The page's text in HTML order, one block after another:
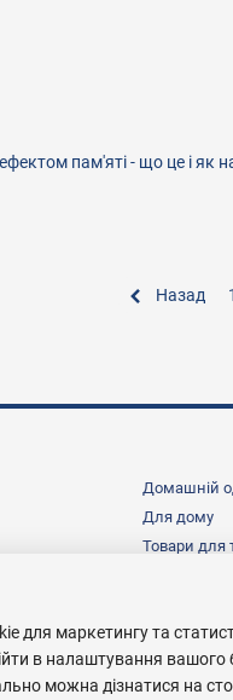
пам'яті - що це і як
Назад 1
Домашній
Для дому
Товари для
для маркетингу та
в налаштування
можна дізнатися на